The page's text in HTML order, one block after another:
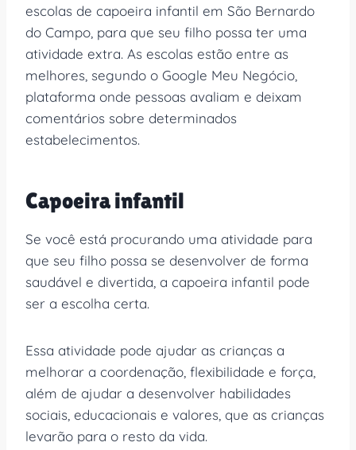
escolas de capoeira infantil em São Bernardo
do Campo, para que seu filho possa ter uma
atividade extra. As escolas estão entre as
melhores, segundo o Google Meu Negócio,
plataforma onde pessoas avaliam e deixam
comentários sobre determinados
estabelecimentos.
Capoeira infantil
Se você está procurando uma atividade para
que seu filho possa se desenvolver de forma
saudável e divertida, a capoeira infantil pode
ser a escolha certa.
Essa atividade pode ajudar as crianças a
melhorar a coordenação, flexibilidade e força,
além de ajudar a desenvolver habilidades
sociais, educacionais e valores, que as crianças
levarão para o resto da vida.